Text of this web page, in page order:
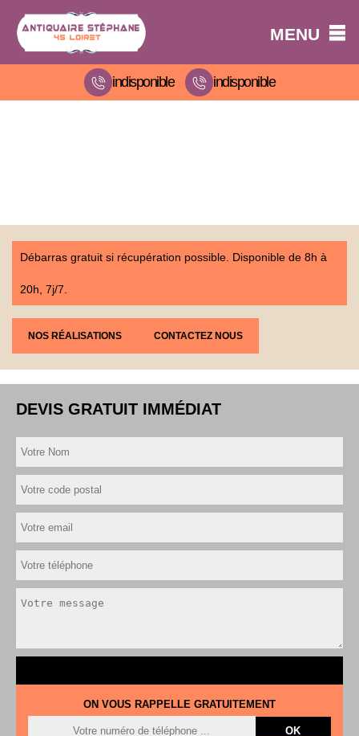
MENU
indisponible indisponible
Débarras gratuit si récupération possible. Disponible de 8h à
20h, 7j/7.
NOS RÉALISATIONS CONTACTEZ NOUS
DEVIS GRATUIT IMMÉDIAT
ON VOUS RAPPELLE GRATUITEMENT